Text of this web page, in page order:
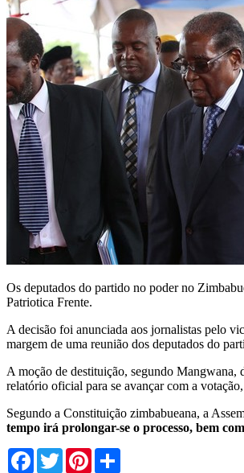
Os deputados do partido no poder no
Patriotica Frente.
A decisão foi anunciada aos jornalistas pelo
margem de uma reunião dos deputados do
A moção de destituição, segundo Mangwana,
relatório oficial para se avançar com a
Segundo a Constituição zimbabueana, a
tempo irá prolongar-se o processo, bem
Facebook
TwitterPinterest